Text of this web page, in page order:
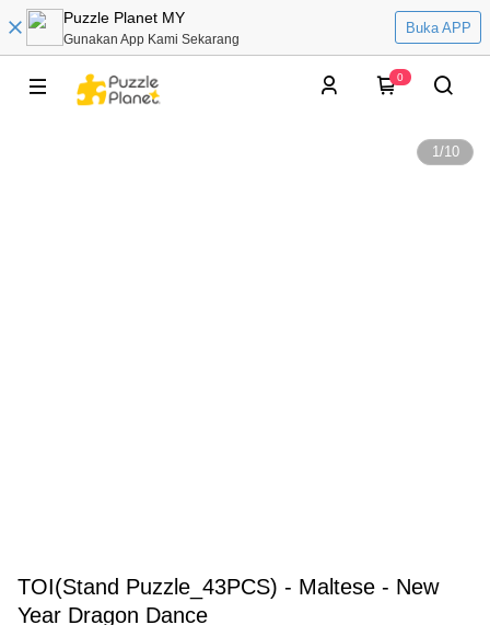
Puzzle Planet MY
Gunakan App Kami Sekarang
Buka APP
0
1/10
TOI(Stand Puzzle_43PCS) - Maltese - New
Year Dragon Dance